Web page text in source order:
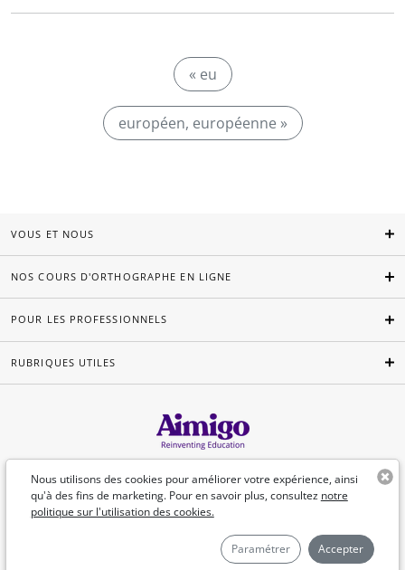
« eu
européen, européenne »
Nous utilisons des cookies pour améliorer votre expérience, ainsi
qu'à des fins de marketing. Pour en savoir plus, consultez notre
politique sur l'utilisation des cookies.
Paramétrer Accepter
VOUS ET NOUS
NOS COURS D'ORTHOGRAPHE EN LIGNE
POUR LES PROFESSIONNELS
RUBRIQUES UTILES
Français
©Aimigo 2026